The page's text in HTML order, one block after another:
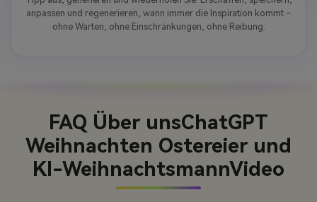
anpassen und regenerieren, wann immer die Inspiration kommt –
ohne Warten, ohne Einschränkungen, ohne Reibung.
FAQ Über unsChatGPT
Weihnachten Ostereier und
KI-WeihnachtsmannVideo